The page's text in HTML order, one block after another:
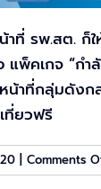
าที่ รพ.สต. ก็ใ
พ็คเกจ “กำ
น้าที่กลุ่มดังก
ที่ยวฟรี
Comments